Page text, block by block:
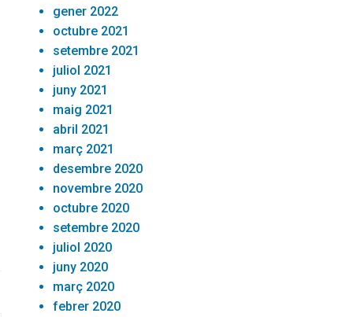
gener 2022
octubre 2021
setembre 2021
juliol 2021
juny 2021
maig 2021
abril 2021
març 2021
desembre 2020
novembre 2020
octubre 2020
setembre 2020
juliol 2020
juny 2020
març 2020
febrer 2020